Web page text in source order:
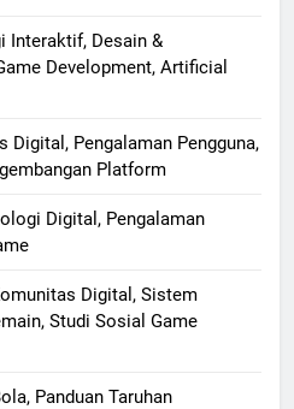
Interaktif, Desain &
Development, Artificial
Digital, Pengalaman Pengguna,
Platform
Digital, Pengalaman
Digital, Sistem
Studi Sosial Game
Panduan Taruhan